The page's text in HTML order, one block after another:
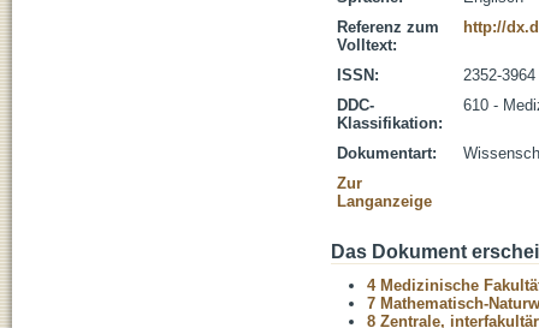
Referenz zum
Volltext:
http://
ISSN:
2352-3964
DDC-
Klassifikation:
610 -
Dokumentart:
Zur
Langanzeige
Das Dokument
4 Medizinische
7 Mathematisch-
8 Zentrale,